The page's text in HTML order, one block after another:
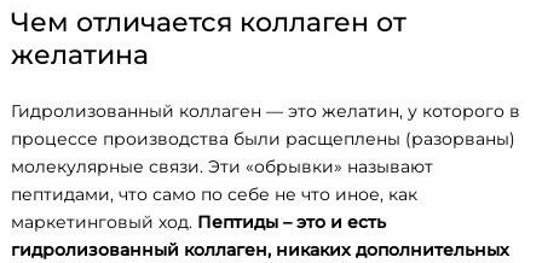
Чем отличается коллаген от
желатина
Гидролизованный коллаген — это желатин, у которого в
процессе производства были расщеплены (разорваны)
молекулярные связи. Эти «обрывки» называют
пептидами, что само по себе не что иное, как
маркетинговый ход. Пептиды – это и есть
гидролизованный коллаген, никаких дополнительных